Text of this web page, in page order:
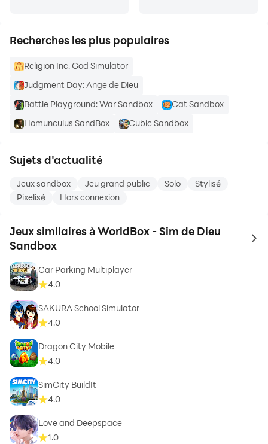
Recherches les plus populaires
Religion Inc. God Simulator
Judgment Day: Ange de Dieu
Battle Playground: War Sandbox
Cat Sandbox
Homunculus SandBox
Cubic Sandbox
Sujets d'actualité
Jeux sandbox Jeu grand public Solo
Stylisé
Pixelisé
Hors connexion
Jeux similaires à WorldBox - Sim de Dieu
Sandbox
to
Car Parking Multiplayer
4.0
SAKURA School Simulator
4.0
Dragon City Mobile
4.0
SimCity BuildIt
4.0
Love and Deepspace
1.0